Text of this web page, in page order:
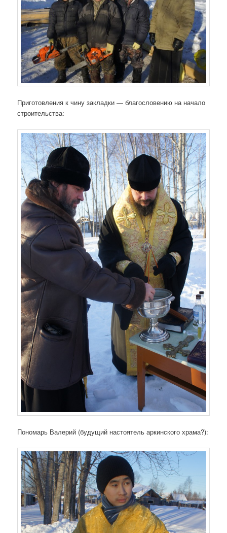
Приготовления к чину закладки — благословению на начало
строительства:
Пономарь Валерий (будущий настоятель аркинского храма?):